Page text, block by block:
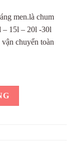
men.là chum
– 15l – 20l -30l
chuyển toàn